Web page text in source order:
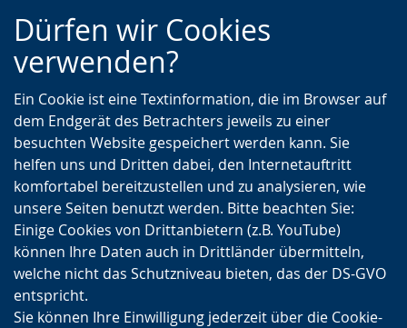
Zur
Hauptnavigation
Zur
Seitennavigation
Zum
Inhalt
Dürfen wir Cookies
verwenden?
Ein Cookie ist eine Textinformation, die im Browser auf
dem Endgerät des Betrachters jeweils zu einer
besuchten Website gespeichert werden kann. Sie
helfen uns und Dritten dabei, den Internetauftritt
komfortabel bereitzustellen und zu analysieren, wie
unsere Seiten benutzt werden. Bitte beachten Sie:
Einige Cookies von Drittanbietern (z.B. YouTube)
können Ihre Daten auch in Drittländer übermitteln,
welche nicht das Schutzniveau bieten, das der DS-GVO
entspricht.
Sie können Ihre Einwilligung jederzeit über die Cookie-